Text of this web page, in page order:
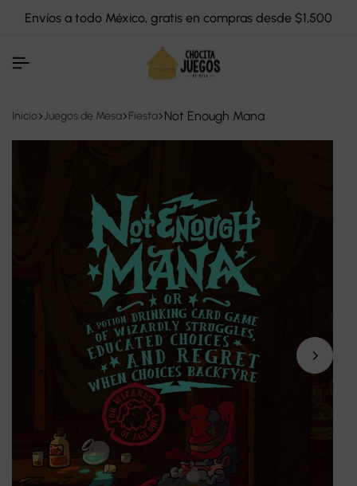
Envíos a todo México, gratis en compras desde $1,500
Inicio Juegos de Mesa Fiesta Not Enough Mana